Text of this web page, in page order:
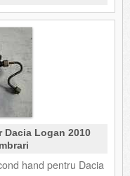
Logan 2010
hand pentru Dacia